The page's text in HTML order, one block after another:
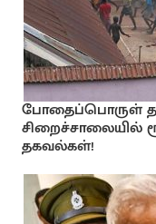
போதைப்பொருள்
சிறைச்சாலையில்
தகவல்கள்!